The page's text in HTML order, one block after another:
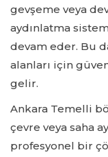
gevşeme veya
aydınlatma
devam eder. Bu
alanları için
gelir.
Ankara Temelli
çevre veya saha
profesyonel bir